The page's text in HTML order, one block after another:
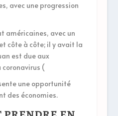
avec une progression
américaines, avec un
côte à côte; il y avait la
est due aux
(
une opportunité
des économies.